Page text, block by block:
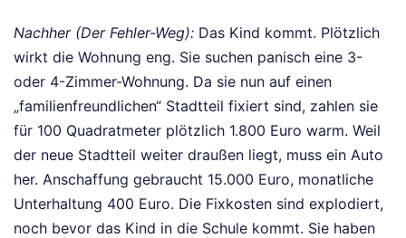
Nachher (Der Fehler-Weg): Das Kind kommt. Plötzlich
wirkt die Wohnung eng. Sie suchen panisch eine 3-
oder 4-Zimmer-Wohnung. Da sie nun auf einen
„familienfreundlichen“ Stadtteil fixiert sind, zahlen sie
für 100 Quadratmeter plötzlich 1.800 Euro warm. Weil
der neue Stadtteil weiter draußen liegt, muss ein Auto
her. Anschaffung gebraucht 15.000 Euro, monatliche
Unterhaltung 400 Euro. Die Fixkosten sind explodiert,
noch bevor das Kind in die Schule kommt. Sie haben